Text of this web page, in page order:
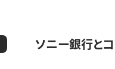
ソニー銀行と